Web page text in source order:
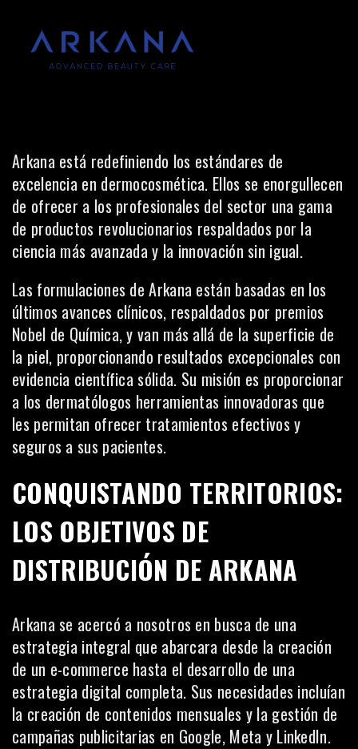
Arkanaestá redefiniendo los estándares de
excelencia en dermocosmética. Ellos se enorgullecen
de ofrecer a los profesionales del sector una gama
de productos revolucionarios respaldados por la
ciencia más avanzada y la innovación sin igual.
Las formulaciones de Arkana están basadas en los
últimos avances clínicos, respaldados por premios
Nobel de Química, y van más allá de la superficie de
la piel, proporcionando resultados excepcionales con
evidencia científica sólida. Su misión es proporcionar
a los dermatólogos herramientas innovadoras que
les permitan ofrecer tratamientos efectivos y
seguros a sus pacientes.
CONQUISTANDO TERRITORIOS:
LOS OBJETIVOS DE
DISTRIBUCIÓN DE ARKANA
Arkana se acercó a nosotros en busca de una
estrategia integral que abarcara desde la creación
de un e-commerce hasta el desarrollo de una
estrategia digital completa. Sus necesidades incluían
la creación de contenidos mensuales y la gestión de
campañas publicitarias en Google, Meta y LinkedIn.